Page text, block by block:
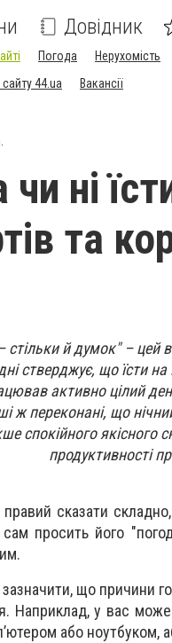
Довідник
Погода Нерухомість
44.ua
Вакансії
ні
та
й думок" – цей
стверджує, що їсти
активно цілий
ж переконані, що
спокійного
продуктивності
сказати
сам просить його
зазначити, що причини
Наприклад, у вас
або ноутбуком,